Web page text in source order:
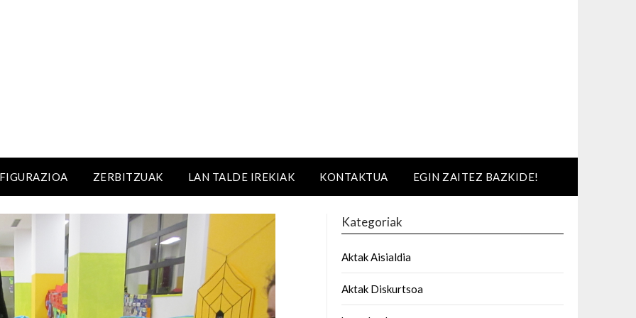
ZERBITZUAK LAN TALDE IREKIAK KONTAKTUA EGIN ZAITEZ BAZKIDE!
Kategoriak
Aktak Aisialdia
Aktak Diskurtsoa